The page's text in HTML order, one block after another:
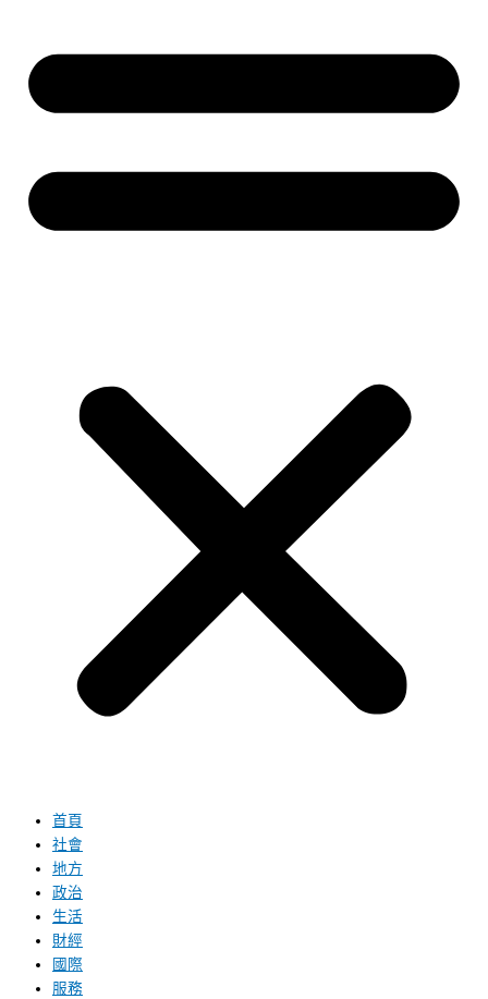
首頁
社會
地方
政治
生活
財經
國際
服務